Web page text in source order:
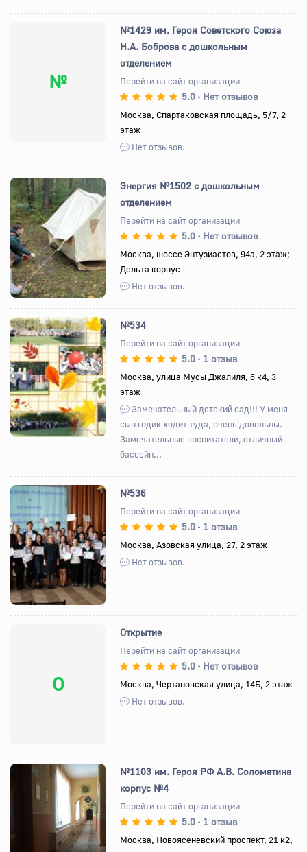
№
№1429 им. Героя Советского Союза
Н.А. Боброва с дошкольным
отделением
Перейти на сайт организации
5.0 • Нет отзывов
Москва, Спартаковская площадь, 5/7, 2
этаж
Нет отзывов.
Назад Вперед
Энергия №1502 с дошкольным
отделением
Перейти на сайт организации
5.0 • Нет отзывов
Москва, шоссе Энтузиастов, 94а, 2 этаж;
Дельта корпус
Нет отзывов.
Назад Вперед
№534
Перейти на сайт организации
5.0 • 1 отзыв
Москва, улица Мусы Джалиля, 6 к4, 3
этаж
Замечательный детский сад!!! У меня
сын годик ходит туда, очень довольны.
Замечательные воспитатели, отличный
бассейн...
Назад Вперед
№536
Перейти на сайт организации
5.0 • 1 отзыв
Москва, Азовская улица, 27, 2 этаж
Нет отзывов.
О
Открытие
Перейти на сайт организации
5.0 • Нет отзывов
Москва, Чертановская улица, 14Б, 2 этаж
Нет отзывов.
Вперед
№1103 им. Героя РФ А.В. Соломатина
корпус №4
Перейти на сайт организации
5.0 • 1 отзыв
Москва, Новоясеневский проспект, 21 к2,